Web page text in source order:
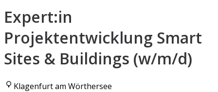
Expert:in
Projektentwicklung Smart
Sites & Buildings (w/m/d)
Klagenfurt am Wörthersee